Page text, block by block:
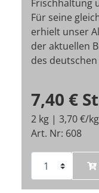
Frischhaltung
Für seine
erhielt unser
der aktuellen
des
7,40 €
2 kg | 3,70 €/kg
Art. Nr: 608